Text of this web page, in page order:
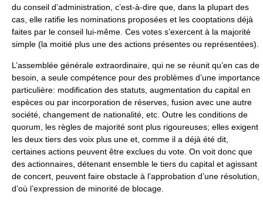
du conseil d’administration, c’est-à-dire que, dans la plupart des
cas, elle ratifie les nominations proposées et les cooptations déjà
faites par le conseil lui-même. Ces votes s’exercent à la majorité
simple (la moitié plus une des actions présentes ou représentées).
L’assemblée générale extraordinaire, qui ne se réunit qu’en cas de
besoin, a seule compétence pour des problèmes d’une importance
particulière: modification des statuts, augmentation du capital en
espèces ou par incorporation de réserves, fusion avec une autre
société, changement de nationalité, etc. Outre les conditions de
quorum, les règles de majorité sont plus rigoureuses; elles exigent
les deux tiers des voix plus une et, comme il a déjà été dit,
certaines actions peuvent être exclues du vote. On voit donc que
des actionnaires, détenant ensemble le tiers du capital et agissant
de concert, peuvent faire obstacle à l’approbation d’une résolution,
d’où l’expression de minorité de blocage.